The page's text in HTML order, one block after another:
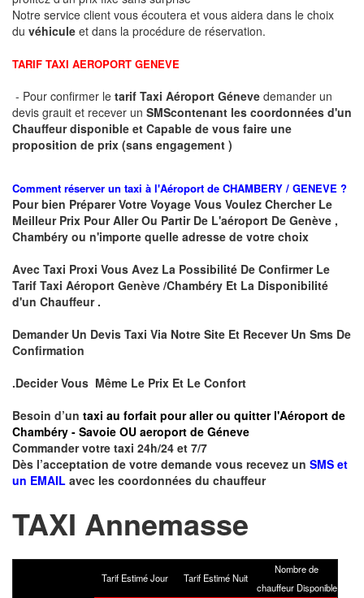
Notre service client vous écoutera et vous aidera dans le choix
du véhicule et dans la procédure de réservation.
TARIF TAXI AEROPORT GENEVE
- Pour confirmer le tarif Taxi Aéroport Géneve demander un
devis grauit et recever un SMScontenant les coordonnées d'un
Chauffeur disponible et Capable de vous faire une
proposition de prix (sans engagement )
Comment réserver un taxi à l'Aéroport de CHAMBERY / GENEVE ?
Pour bien Préparer Votre Voyage Vous Voulez Chercher Le
Meilleur Prix Pour Aller Ou Partir De L'aéroport De Genève ,
Chambéry ou n'importe quelle adresse de votre choix
Avec Taxi Proxi Vous Avez La Possibilité De Confirmer Le
Tarif Taxi Aéroport Genève /Chambéry Et La Disponibilité
d'un Chauffeur .
Demander Un Devis Taxi Via Notre Site Et Recever Un Sms De
Confirmation
.Decider Vous Même Le Prix Et Le Confort
Besoin d’un taxi au forfait pour aller ou quitter l'Aéroport de
Chambéry - Savoie OU aeroport de Géneve
Commander votre taxi 24h/24 et 7/7
Dès l’acceptation de votre demande vous recevez un SMS et
un EMAIL avec les coordonnées du chauffeur
TAXI Annemasse
Tarif Estimé Jour Tarif Estimé Nuit
Nombre de
chauffeur Disponible